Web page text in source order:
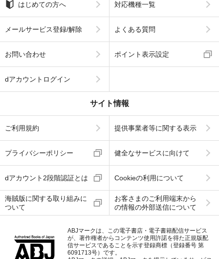
はじめての方へ 対応機種一覧
メールサービス登録/解除 よくある質問
お問い合わせ ポイント表示設定
dアカウントログイン
サイト情報
ご利用規約 提供事業者等に関する表示
プライバシーポリシー 健全なサービスに向けて
dアカウント2段階認証とは Cookieの利用について
海賊版に関する取り組みに
ついて
お客さまのご利用端末から
の情報の外部送信について
ABJマークは、この電子書店・電子書籍配信サービス
が、著作権者からコンテンツ使用許諾を得た正規版配
信サービスであることを示す登録商標（登録番号 第
6091713号）です。